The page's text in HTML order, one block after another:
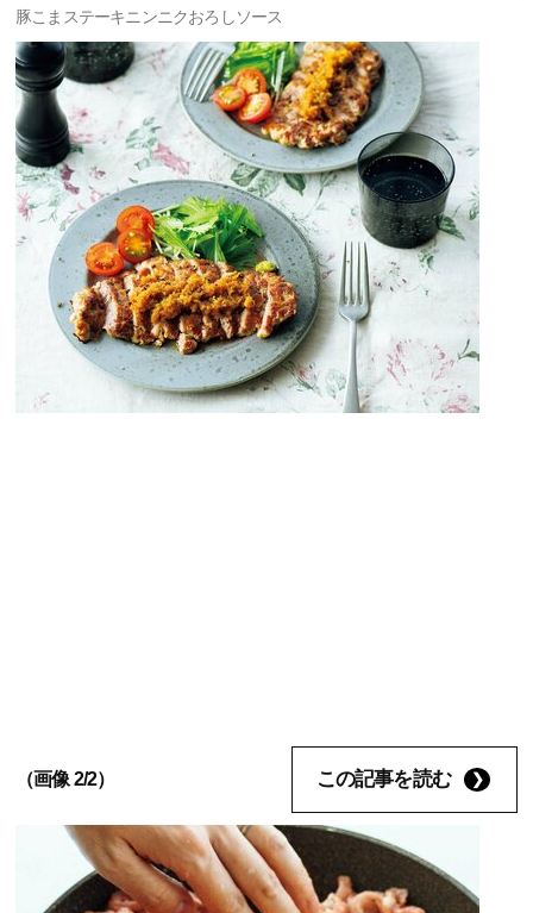
豚こまステーキニンニクおろしソース
（画像 2/2） この記事を読む